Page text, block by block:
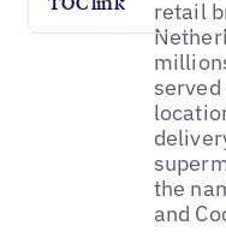
retail
the
and